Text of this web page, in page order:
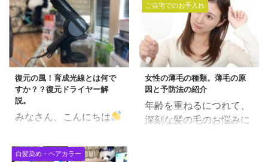
が、酸性ストレートで
す。 酸性ストレートと
は、髪の毛内部の結合を
特殊な液剤で変化させる
ことで、自然なストレー
トヘアを実現する施術方
法です。 ダメージ毛やエ
イジング毛には特に効果
的であり、髪の内部から
ントです。 さらに、酸性
かと聞かれれば、 まっ昼
間から 警察に職務質問さ
れた。 くらいです。泣
普通にショックでしたけ
ども。。。 何が怪しかっ
たのか・・・・ 近所を普
通に歩いている。 赤色灯
をつけたパトカーが近寄
ってくる。 パトカーから
復元の風！育成光線とは何で
すか？？復元ドライヤー解
説。
みなさん、こんにちは
なり活躍している最近の
オススメは「復元ドライ
ご自宅でのお手入れ
女性の薄毛の種類。薄毛の原
因と予防法の紹介
年齢を重ねるにつれて、
深刻な髪の毛のお悩みに
白髪染め・ヘアカラー